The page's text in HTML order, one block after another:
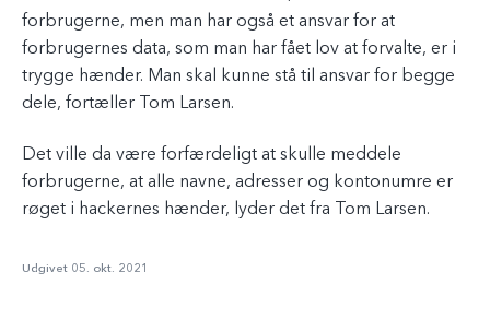
forbrugerne, men man har også et ansvar for at
forbrugernes data, som man har fået lov at forvalte, er i
trygge hænder. Man skal kunne stå til ansvar for begge
dele, fortæller Tom Larsen.
Det ville da være forfærdeligt at skulle meddele
forbrugerne, at alle navne, adresser og kontonumre er
røget i hackernes hænder, lyder det fra Tom Larsen.
Udgivet 05. okt. 2021